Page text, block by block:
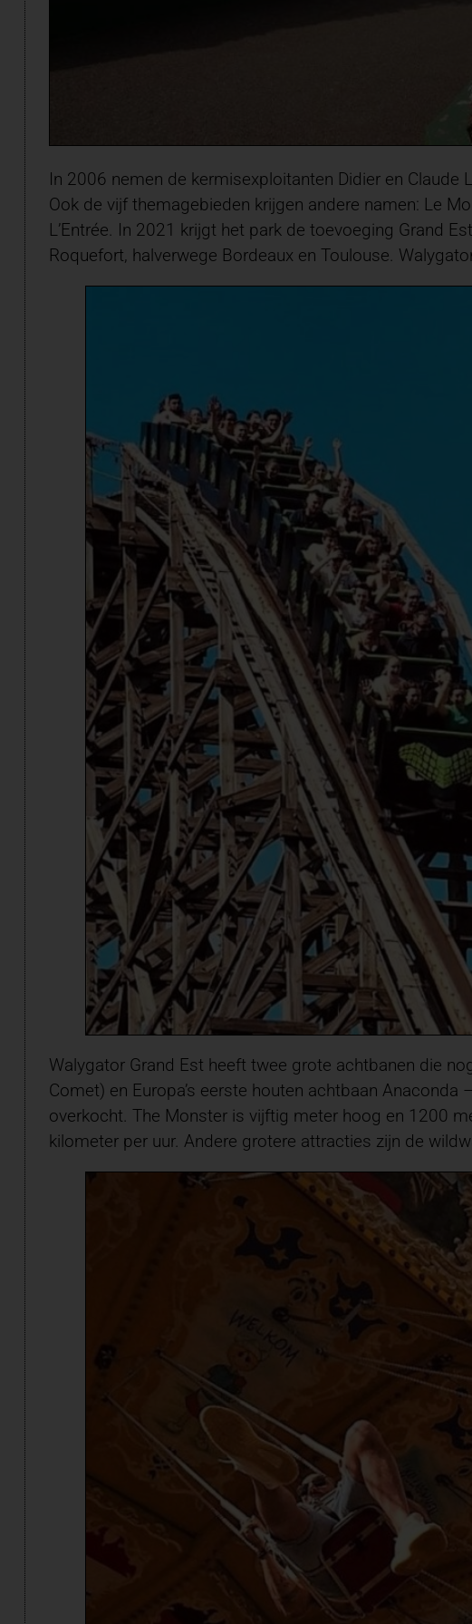
In 2006 nemen de kermisexploitanten Didier en Claude
Ook de vijf themagebieden krijgen andere namen: Le
L’Entrée. In 2021 krijgt het park de toevoeging Grand
Roquefort, halverwege Bordeaux en Toulouse.
Walygator Grand Est heeft twee grote achtbanen die
Comet) en Europa’s eerste houten achtbaan
overkocht. The Monster is vijftig meter hoog en 1200
kilometer per uur. Andere grotere attracties zijn de